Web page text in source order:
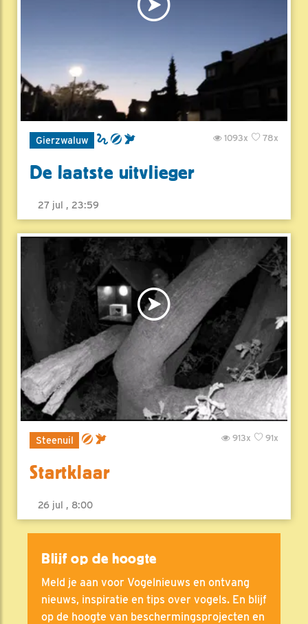
Gierzwaluw 78x
1093x
De laatste uitvlieger
27 jul , 23:59
Steenuil 91x
913x
Startklaar
26 jul , 8:00
Blijf op de hoogte
Meld je aan voor Vogelnieuws en ontvang
nieuws, inspiratie en tips over vogels. En blijf
op de hoogte van beschermingsprojecten en